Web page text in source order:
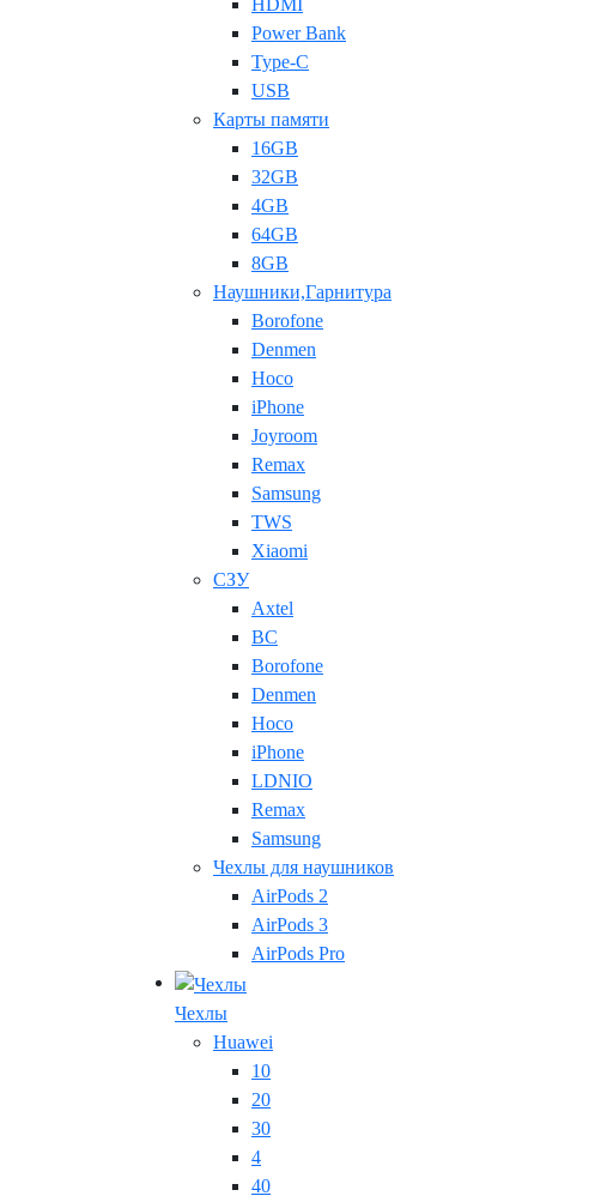
HDMI
Power Bank
Type-C
USB
Карты памяти
16GB
32GB
4GB
64GB
8GB
Наушники,Гарнитура
Borofone
Denmen
Hoco
iPhone
Joyroom
Remax
Samsung
TWS
Xiaomi
СЗУ
Axtel
BC
Borofone
Denmen
Hoco
iPhone
LDNIO
Remax
Samsung
Чехлы для наушников
AirPods 2
AirPods 3
AirPods Pro
Чехлы
Huawei
10
20
30
4
40